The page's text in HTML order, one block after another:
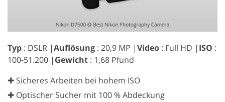
Typ : DSLR |Auflösung : 20,9 MP |Video : Full HD | ISO :
100-51.200 | Gewicht : 1,68 Pfund
✚ Sicheres Arbeiten bei hohem ISO
✚ Optischer Sucher mit 100 % Abdeckung